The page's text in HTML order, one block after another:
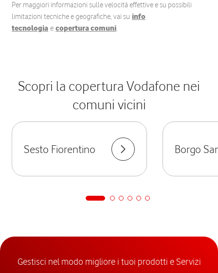
Per maggiori informazioni sulle velocità effettive e su possibili
limitazioni tecniche e geografiche, vai su info
tecnologia e copertura comuni.
Scopri la copertura Vodafone nei
comuni vicini
Sesto Fiorentino Borgo
Gestisci nel modo migliore i tuoi prodotti e Servizi